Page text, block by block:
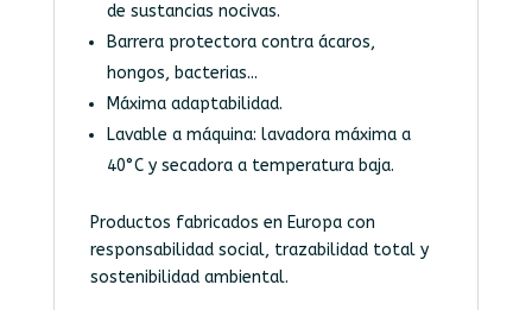
de sustancias nocivas.
Barrera protectora contra ácaros,
hongos, bacterias...
Máxima adaptabilidad.
Lavable a máquina: lavadora máxima a
40°C y secadora a temperatura baja.
Productos fabricados en Europa con
responsabilidad social, trazabilidad total y
sostenibilidad ambiental.